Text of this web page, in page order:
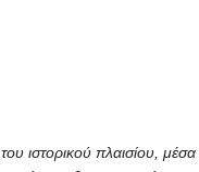
ιστορικού πλαισίου,